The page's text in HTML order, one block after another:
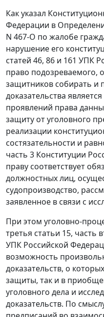
Как указал
Федерации в
N 467-O по жалобе
нарушение его
статей 46, 86 и 161 УПК
право подозреваемого,
защитников собирать и
доказательства
проявлений права
защиту от уголовного
реализации
состязательности и
часть 3 Конституции
праву соответствует
должностных лиц,
судопроизводство,
заявленное в связи с
При этом уголовно-
третья статьи 15, часть
УПК Российской
возможность
доказательств, о
защиты, так и в
уголовного дела и
доказательств. По